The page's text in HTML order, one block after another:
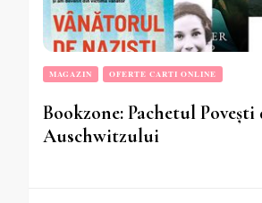
MAGAZIN OFERTE CARTI ONLINE
Bookzone: Pachetul
Auschwitzului